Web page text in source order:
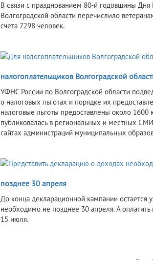
В связи с празднованием 80-й годовщины Дня
Волгоградской области перечислило
счета 7298 человек.
налогоплательщиков Волгоградской
УФНС России по Волгоградской области
о налоговых льготах и порядке их
налоговые льготы предоставлены около
публиковалась в региональных и местных
сайтах администраций муниципальных
позднее 30 апреля
До конца декларационной кампании остается
необходимо не позднее 30 апреля. А
15 июля.